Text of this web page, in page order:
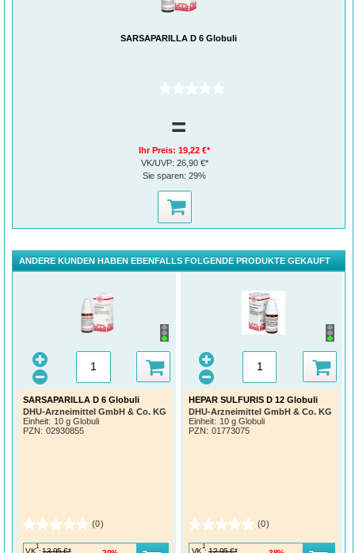
SARSAPARILLA D 6 Globuli
(0)
=
Ihr Preis:19,22 €*
VK/UVP: 26,90 €*
Sie sparen:29%
ANDERE KUNDEN HABEN EBENFALLS FOLGENDE PRODUKTE GEKAUFT
SARSAPARILLA D 6 Globuli
DHU-Arzneimittel GmbH & Co. KG
Einheit: 10 g Globuli
PZN: 02930855
(0)
VK
1
: 13,95 €*
HEPAR SULFURIS D 12 Globuli
DHU-Arzneimittel GmbH & Co. KG
Einheit: 10 g Globuli
PZN: 01773075
(0)
VK
1
: 12,95 €*